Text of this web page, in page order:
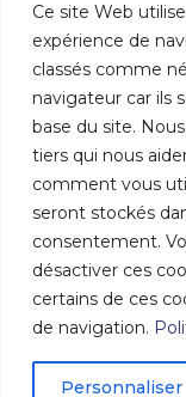
Ce site Web
expérience de
classés comme
navigateur car ils
base du site.
tiers qui nous
comment vous
seront stockés
consentement.
désactiver ces
certains de ces
de navigation.
Personnaliser
Spécialiste du
Cintrage,
La
Nos
Mentions